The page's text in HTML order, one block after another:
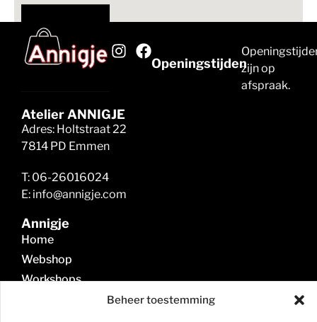
Beheer toestemming
Openingstijdenzijn op
afspraak.
Atelier ANNIGJE
Adres: Holtstraat 22
7814 PD Emmen
T: 06-26016024
E: info@annigje.com
Annigje
Home
Webshop
Workshops